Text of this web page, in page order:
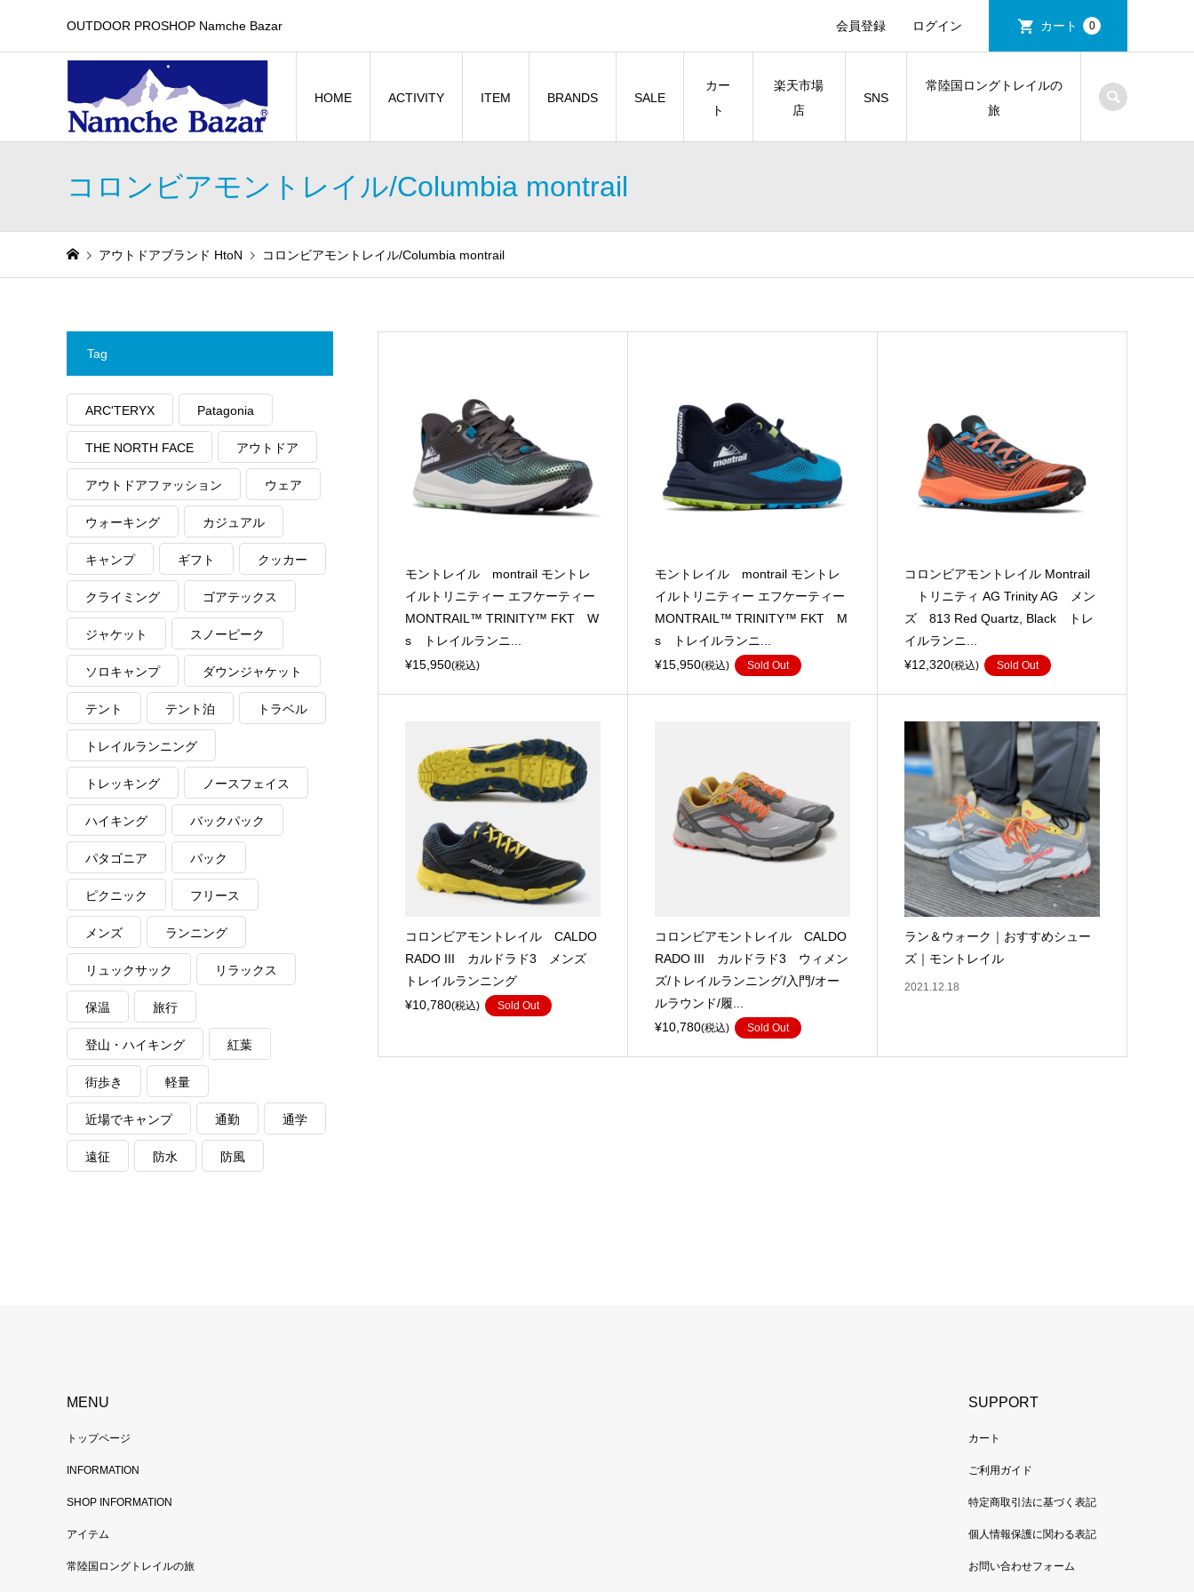
OUTDOOR PROSHOP Namche Bazar 会員登録 ログイン カート 0
HOME ACTIVITY ITEM BRANDS SALE
カー
ト
楽天市場
店
SNS
常陸国ロングトレイルの
旅
コロンビアモントレイル/Columbia montrail
アウトドアブランド HtoN コロンビアモントレイル/Columbia montrail
モントレイル montrail モントレ
イルトリニティー エフケーティー
MONTRAIL™ TRINITY™ FKT W
s トレイルランニ...
¥15,950(税込)
モントレイル montrail モントレ
イルトリニティー エフケーティー
MONTRAIL™ TRINITY™ FKT M
s トレイルランニ...
¥15,950(税込) Sold Out
コロンビアモントレイル Montrail
トリニティ AG Trinity AG メン
ズ 813 Red Quartz, Black トレ
イルランニ...
¥12,320(税込) Sold Out
コロンビアモントレイル CALDO
RADO III カルドラド3 メンズ
トレイルランニング
¥10,780(税込) Sold Out
コロンビアモントレイル CALDO
RADO III カルドラド3 ウィメン
ズ/トレイルランニング/入門/オー
ルラウンド/履...
¥10,780(税込) Sold Out
ラン＆ウォーク｜おすすめシュー
ズ｜モントレイル
2021.12.18
Tag
ARC'TERYX Patagonia
THE NORTH FACE アウトドア
アウトドアファッション ウェア
ウォーキング カジュアル
キャンプ ギフト クッカー
クライミング ゴアテックス
ジャケット スノーピーク
ソロキャンプ ダウンジャケット
テント テント泊 トラベル
トレイルランニング
トレッキング ノースフェイス
ハイキング バックパック
パタゴニア パック
ピクニック フリース
メンズ ランニング
リュックサック リラックス
保温 旅行
登山・ハイキング 紅葉
街歩き 軽量
近場でキャンプ 通勤 通学
遠征 防水 防風
MENU
トップページ
INFORMATION
SHOP INFORMATION
アイテム
常陸国ロングトレイルの旅
SUPPORT
カート
ご利用ガイド
特定商取引法に基づく表記
個人情報保護に関わる表記
お問い合わせフォーム